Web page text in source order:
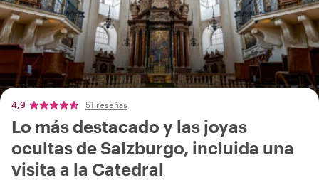
4,9 51 reseñas
Lo más destacado y las joyas
ocultas de Salzburgo, incluida una
visita a la Catedral